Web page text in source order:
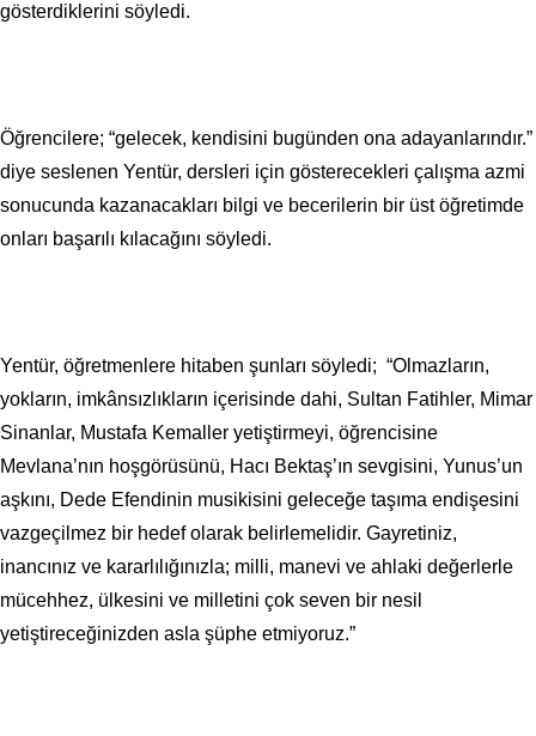
gösterdiklerini söyledi.
Öğrencilere; “gelecek, kendisini bugünden ona adayanlarındır.”
diye seslenen Yentür, dersleri için gösterecekleri çalışma azmi
sonucunda kazanacakları bilgi ve becerilerin bir üst öğretimde
onları başarılı kılacağını söyledi.
Yentür, öğretmenlere hitaben şunları söyledi; “Olmazların,
yokların, imkânsızlıkların içerisinde dahi, Sultan Fatihler, Mimar
Sinanlar, Mustafa Kemaller yetiştirmeyi, öğrencisine
Mevlana’nın hoşgörüsünü, Hacı Bektaş’ın sevgisini, Yunus’un
aşkını, Dede Efendinin musikisini geleceğe taşıma endişesini
vazgeçilmez bir hedef olarak belirlemelidir. Gayretiniz,
inancınız ve kararlılığınızla; milli, manevi ve ahlaki değerlerle
mücehhez, ülkesini ve milletini çok seven bir nesil
yetiştireceğinizden asla şüphe etmiyoruz.”